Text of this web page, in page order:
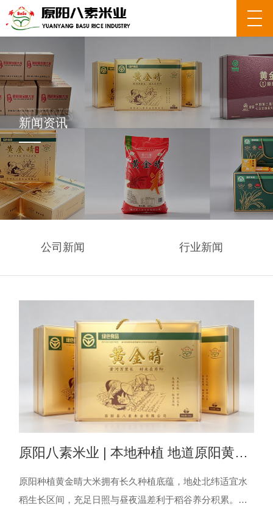
新闻资讯
公司新闻 行业新闻
原阳八素米业 | 本地种植 地道原阳黄金
晴大米
原阳种植黄金晴大米拥有长久种植底蕴，地处北纬适宜水
稻生长区间，充足日照与昼夜温差利于稻谷养分积累。八